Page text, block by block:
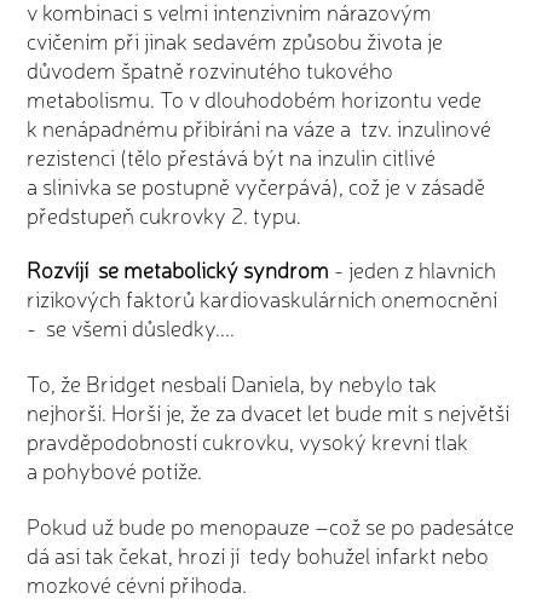
v kombinaci s velmi intenzivním nárazovým
cvičením při jinak sedavém způsobu života je
důvodem špatně rozvinutého tukového
metabolismu. To v dlouhodobém horizontu vede
k nenápadnému přibírání na váze a tzv. inzulinové
rezistenci (tělo přestává být na inzulin citlivé
a slinivka se postupně vyčerpává), což je v zásadě
předstupeň cukrovky 2. typu.
Rozvíjí se metabolický syndrom - jeden z hlavních
rizikových faktorů kardiovaskulárních onemocnění
- se všemi důsledky....
To, že Bridget nesbalí Daniela, by nebylo tak
nejhorší. Horší je, že za dvacet let bude mít s největší
pravděpodobností cukrovku, vysoký krevní tlak
a pohybové potíže.
Pokud už bude po menopauze –což se po padesátce
dá asi tak čekat, hrozí jí tedy bohužel infarkt nebo
mozkové cévní příhoda.